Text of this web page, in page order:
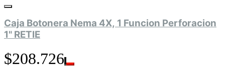
Caja Botonera Nema 4X, 1 Funcion Perforacion
1" RETIE
$208.726